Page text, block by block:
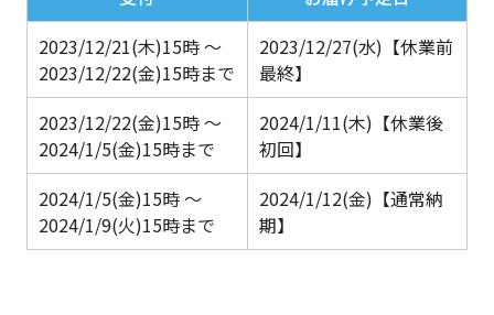
2023/12/21(木)15時 ～
2023/12/22(金)15時まで
2023/12/27(水) 【休業前
最終】
2023/12/22(金)15時 ～
2024/1/5(金)15時まで
2024/1/11(木) 【休業後
初回】
2024/1/5(金)15時 ～
2024/1/9(火)15時まで
2024/1/12(金) 【通常納
期】